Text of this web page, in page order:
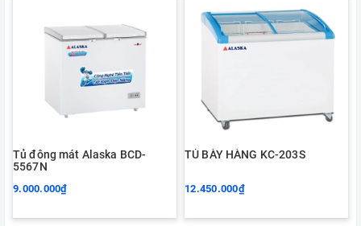
Tủ đông mát Alaska BCD-
5567N
9.000.000₫
TỦ BÀY HÀNG KC-203S
12.450.000₫